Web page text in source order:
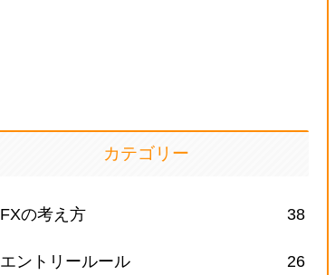
カテゴリー
FXの考え方 38
エントリールール 26